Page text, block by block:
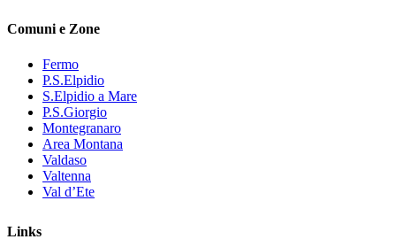
Comuni e Zone
Fermo
P.S.Elpidio
S.Elpidio a Mare
P.S.Giorgio
Montegranaro
Area Montana
Valdaso
Valtenna
Val d’Ete
Links